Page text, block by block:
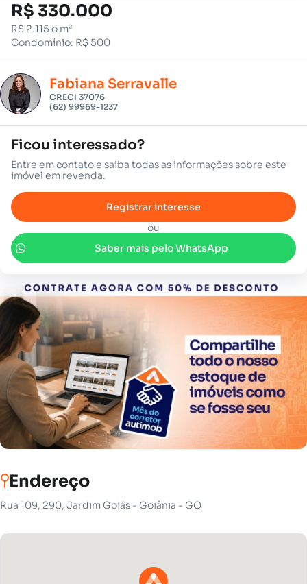
R$ 330.000
R$ 2.115 o m²
Condomínio: R$ 500
Fabiana Serravalle
CRECI 37076
(62) 99969-1237
Ficou interessado?
Entre em contato e saiba todas as informações sobre este
imóvel em revenda.
Registrar interesse
ou
Saber mais pelo WhatsApp
Endereço
Rua 109, 290, Jardim Goiás - Goiânia - GO